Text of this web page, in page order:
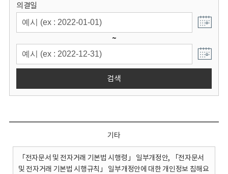
의결일
~
검색
기타
「전자문서 및 전자거래 기본법 시행령」 일부개정안, 「전자문서
및 전자거래 기본법 시행규칙」 일부개정안에 대한 개인정보 침해요